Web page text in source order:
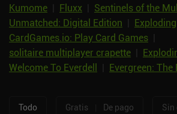
Kumome Fluxx Sentinels of the
Unmatched: Digital Edition
CardGames.io: Play Card Games
solitaire multiplayer crapette
Welcome To Everdell
Evergreen: The
Todo Gratis De pago Sin